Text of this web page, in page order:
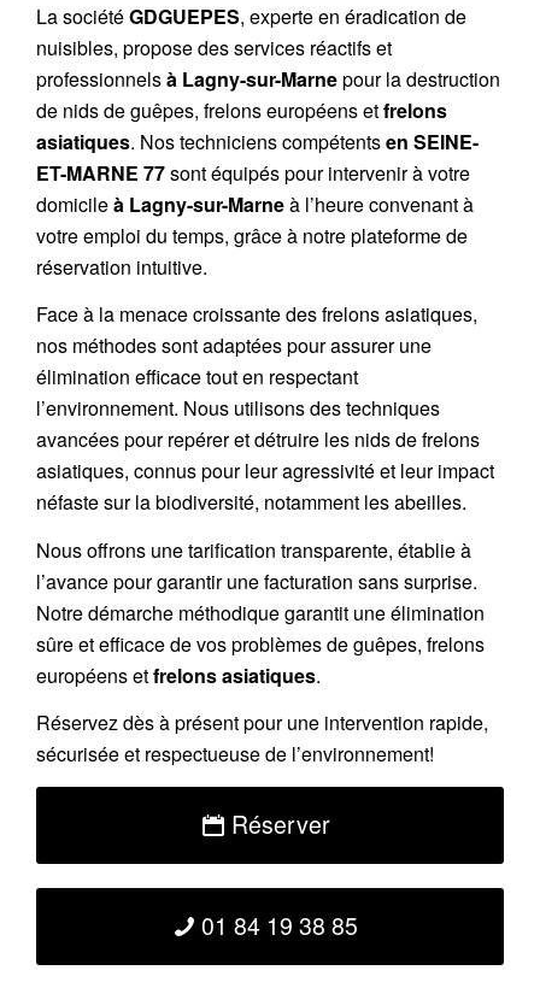
La sociétéGDGUEPES, experte en éradication de
nuisibles, propose des services réactifs et
professionnelsà Lagny-sur-Marnepour la destruction
de nids de guêpes, frelons européensetfrelons
asiatiques. Nos techniciens compétentsen SEINE-
ET-MARNE 77sont équipés pour intervenir à votre
domicileà Lagny-sur-Marneà l’heure convenant à
votre emploi du temps, grâce à notre plateforme de
réservation intuitive.
Face à la menace croissante des frelons asiatiques,
nos méthodes sont adaptées pour assurer une
élimination efficace tout en respectant
l’environnement. Nous utilisons des techniques
avancées pour repérer et détruire les nids defrelons
asiatiques, connus pour leur agressivité et leur impact
néfaste sur la biodiversité, notamment les abeilles.
Nous offrons unetarification transparente, établie à
l’avance pour garantir une facturation sans surprise.
Notre démarche méthodique garantit une élimination
sûre et efficace de vos problèmes de guêpes, frelons
européens etfrelons asiatiques.
Réservezdès à présent pour une intervention rapide,
sécurisée et respectueuse de l’environnement!
Réserver
01 84 19 38 85